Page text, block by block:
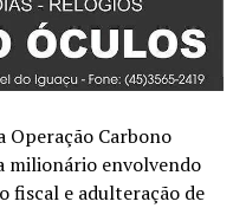
Operação Carbono
milionário envolvendo
fiscal e adulteração de